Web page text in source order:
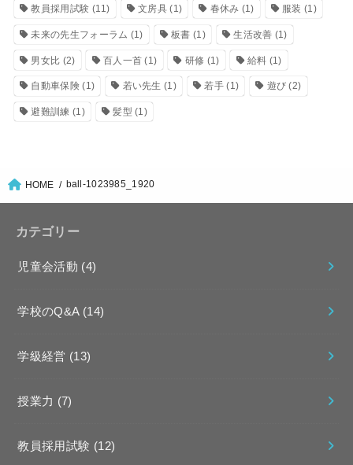
教員採用試験 (11) 文房具 (1) 春休み (1) 服装 (1)
未来の先生フォーラム (1) 板書 (1) 生活改善 (1)
男女比 (2) 百人一首 (1) 研修 (1) 給料 (1)
自動車保険(1) 若い先生 (1) 若手(1) 遊び (2)
避難訓練 (1) 髪型 (1)
HOME ball-1023985_1920
カテゴリー
児童会活動 (4)
学校のQ&A (14)
学級経営 (13)
授業力 (7)
教員採用試験 (12)